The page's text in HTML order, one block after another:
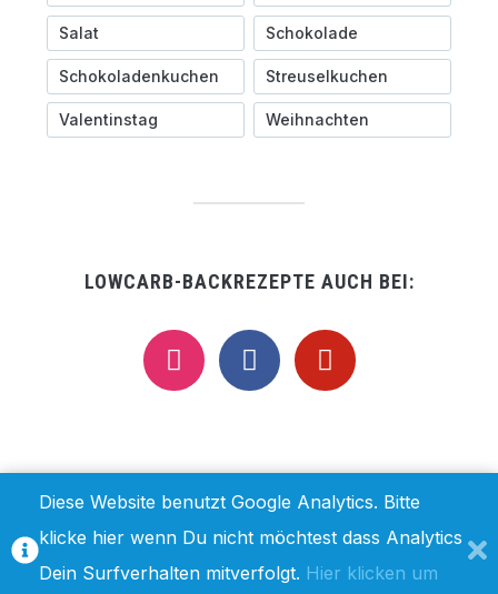
Salat Schokolade
Schokoladenkuchen Streuselkuchen
Valentinstag Weihnachten
LOWCARB-BACKREZEPTE AUCH BEI:
instagramfacebookpinterest
IMPRESSUM / DISCLAIMER DATENSCHUTZ
Diese Website benutzt Google Analytics. Bitte
klicke hier wenn Du nicht möchtest dass Analytics
Dein Surfverhalten mitverfolgt. Hier klicken um